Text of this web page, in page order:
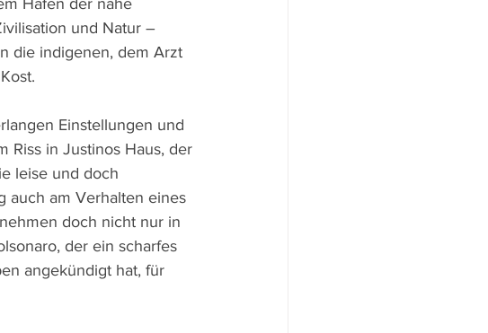
Hafen der nahe
und Natur –
die indigenen, dem Arzt
Einstellungen und
Riss in Justinos Haus, der
leise und doch
auch am Verhalten eines
doch nicht nur in
der ein scharfes
angekündigt hat, für